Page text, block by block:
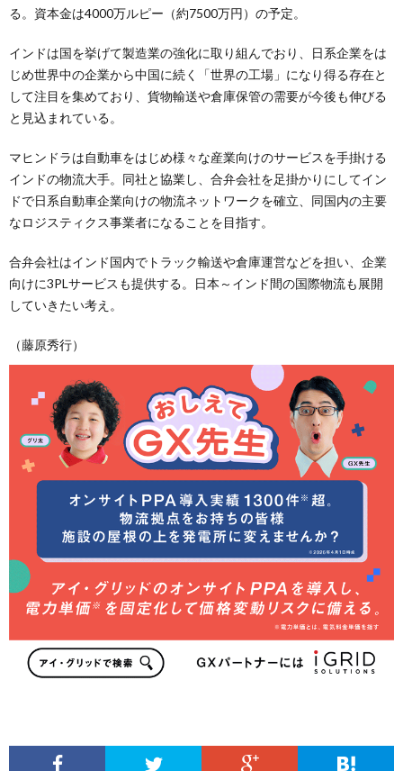
る。資本金は4000万ルピー（約7500万円）の予定。
インドは国を挙げて製造業の強化に取り組んでおり、日系企業をは
じめ世界中の企業から中国に続く「世界の工場」になり得る存在と
して注目を集めており、貨物輸送や倉庫保管の需要が今後も伸びる
と見込まれている。
マヒンドラは自動車をはじめ様々な産業向けのサービスを手掛ける
インドの物流大手。同社と協業し、合弁会社を足掛かりにしてイン
ドで日系自動車企業向けの物流ネットワークを確立、同国内の主要
なロジスティクス事業者になることを目指す。
合弁会社はインド国内でトラック輸送や倉庫運営などを担い、企業
向けに3PLサービスも提供する。日本～インド間の国際物流も展開
していきたい考え。
（藤原秀行）